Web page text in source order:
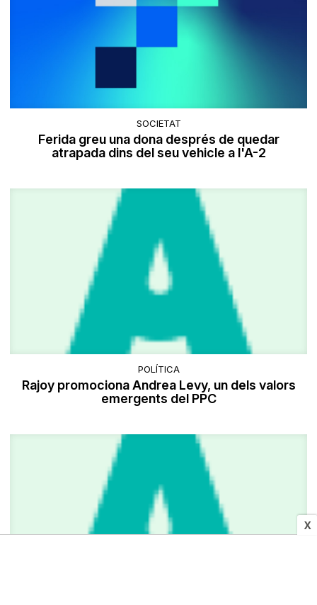
X
SOCIETAT
Ferida greu una dona després de quedar
atrapada dins del seu vehicle a l'A-2
POLÍTICA
Rajoy promociona Andrea Levy, un dels valors
emergents del PPC